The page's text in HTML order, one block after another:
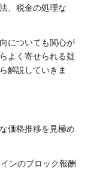
、税金の処理な
についても関心が
よく寄せられる疑
解説していきま
価格推移を見極め
ンのブロック報酬